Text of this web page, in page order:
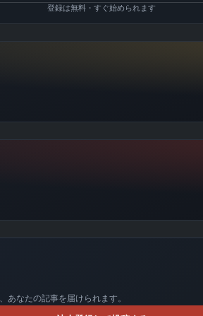
登録は無料・すぐ始められます
なたの記事を届けられます。